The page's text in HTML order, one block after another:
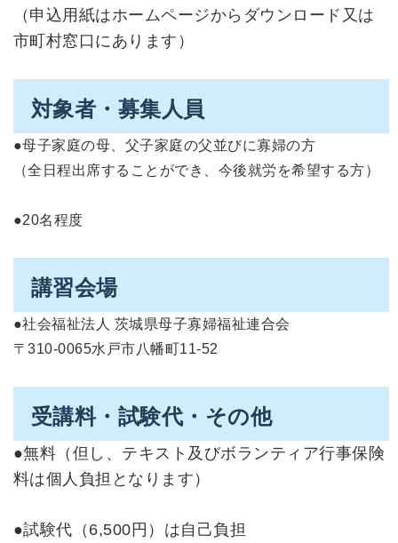
（申込用紙はホームページからダウンロード又は
市町村窓口にあります）
対象者・募集人員
●母子家庭の母、父子家庭の父並びに寡婦の方
（全日程出席することができ、今後就労を希望する方）
●20名程度
講習会場
●社会福祉法人 茨城県母子寡婦福祉連合会
〒310-0065水戸市八幡町11-52
受講料・試験代・その他
●無料（但し、テキスト及びボランティア行事保険
料は個人負担となります）
●試験代（6,500円）は自己負担